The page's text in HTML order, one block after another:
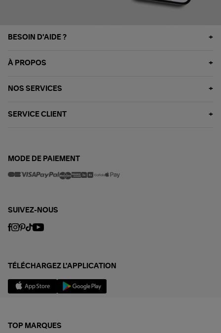
BESOIN D'AIDE ?
À PROPOS
NOS SERVICES
SERVICE CLIENT
MODE DE PAIEMENT
SUIVEZ-NOUS
TÉLÉCHARGEZ L'APPLICATION
TOP MARQUES